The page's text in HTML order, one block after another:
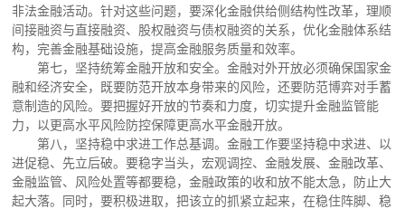
非法金融活动。针对这些问题，要深化金融供给侧结构性改革，理顺
间接融资与直接融资、股权融资与债权融资的关系，优化金融体系结
构，完善金融基础设施，提高金融服务质量和效率。
第七，坚持统筹金融开放和安全。金融对外开放必须确保国家金
融和经济安全，既要防范开放本身带来的风险，还要防范博弈对手蓄
意制造的风险。要把握好开放的节奏和力度，切实提升金融监管能
力，以更高水平风险防控保障更高水平金融开放。
第八，坚持稳中求进工作总基调。金融工作要坚持稳中求进、以
进促稳、先立后破。要稳字当头，宏观调控、金融发展、金融改革、
金融监管、风险处置等都要稳，金融政策的收和放不能太急，防止大
起大落。同时，要积极进取，把该立的抓紧立起来，在稳住阵脚、稳